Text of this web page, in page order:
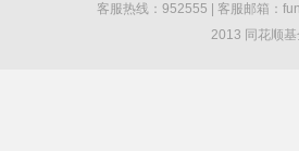
客服热线：952555 | 客服邮箱：
2013 同花顺